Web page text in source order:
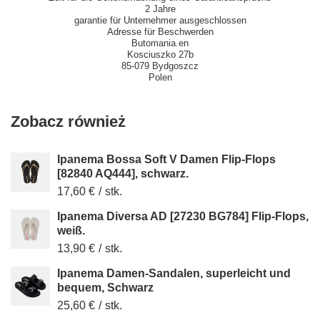
2 Jahre
garantie für Unternehmer ausgeschlossen
Adresse für Beschwerden
Butomania.en
Kosciuszko 27b
85-079 Bydgoszcz
Polen
Zobacz również
Ipanema Bossa Soft V Damen Flip-Flops
[82840 AQ444], schwarz.
17,60 € / stk.
Ipanema Diversa AD [27230 BG784] Flip-Flops,
weiß.
13,90 € / stk.
Ipanema Damen-Sandalen, superleicht und
bequem, Schwarz
25,60 € / stk.